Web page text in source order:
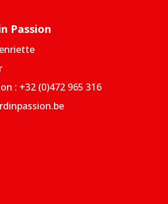
Passion
: +32 (0)472 965 316